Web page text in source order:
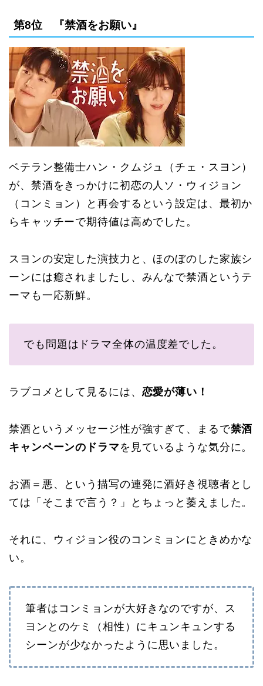
第8位 『禁酒をお願い』
ベテラン整備士ハン・クムジュ（チェ・スヨン）
が、禁酒をきっかけに初恋の人ソ・ウィジョン
（コンミョン）と再会するという設定は、最初か
らキャッチーで期待値は高めでした。
スヨンの安定した演技力と、ほのぼのした家族シ
ーンには癒されましたし、みんなで禁酒というテ
ーマも一応新鮮。
でも問題はドラマ全体の温度差でした。
ラブコメとして見るには、 恋愛が薄い！
禁酒というメッセージ性が強すぎて、まるで禁酒
キャンペーンのドラマ を見ているような気分に。
お酒＝悪、という描写の連発に酒好き視聴者とし
ては「そこまで言う？」とちょっと萎えました。
それに、ウィジョン役のコンミョンにときめかな
い。
筆者はコンミョンが大好きなのですが、ス
ヨンとのケミ（相性）にキュンキュンする
シーンが少なかったように思いました。